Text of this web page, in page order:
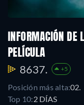
INFORMACIÓN DE
PELÍCULA
8637. +5
Posición más alta:02.
Top 10:2 DÍAS